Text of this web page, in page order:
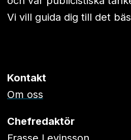
Vi vill guida dig till det
Kontakt
Om oss
Chefredaktör